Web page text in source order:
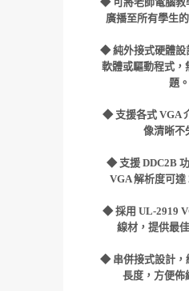
廣播至所有學生
◆純外接式硬體
軟體或驅動程式，
題。
◆ 支援各式 VGA
像清晰不
◆ 支援 DDC2B
VGA 解析度可達
◆採用 UL-2919
線材，提供最
◆ 串併接式設計
長度，方便佈